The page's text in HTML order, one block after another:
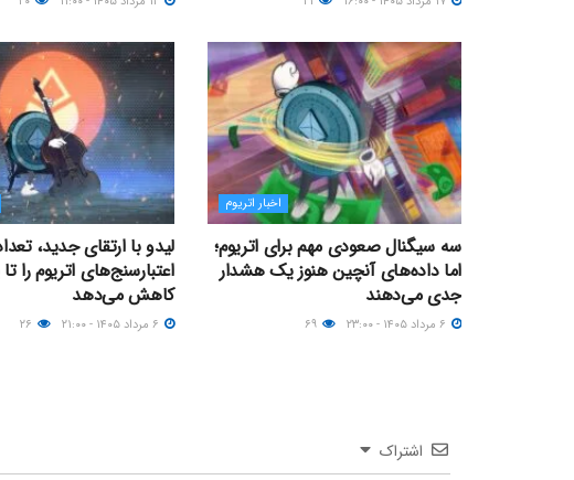
اخبار اتریوم
سه سیگنال صعودی مهم برای اتریوم؛
اما داده‌های آنچین هنوز یک هشدار
جدی می‌دهند
لیدو با ارتقای جدید،
اعتبارسنج‌های اتریوم را
کاهش می‌دهد
اشتراک